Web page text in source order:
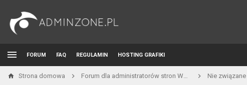
FORUM FAQ REGULAMIN HOSTING GRAFIKI
Strona domowa Forum dla administratorów stron WWW i developerów Nie